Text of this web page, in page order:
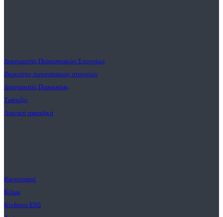
Διαχειριστές Περιουσιακών Στοιχείων
Ιδιοκτήτες περιουσιακών στοιχείων
Διαχειριστές Περιουσίας
Τράπεζες
Λιανική τραπεζική
Κανονισμοί
Κλίμα
Κίνδυνοι ESG